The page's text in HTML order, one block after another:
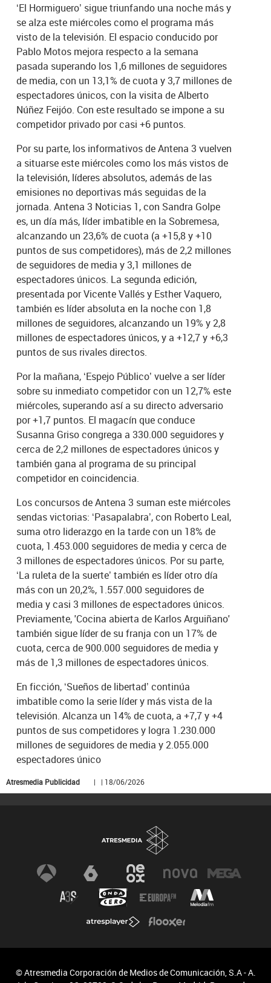
‘El Hormiguero’ sigue triunfando una noche más y
se alza este miércoles como el programa más
visto de la televisión. El espacio conducido por
Pablo Motos mejora respecto a la semana
pasada superando los 1,6 millones de seguidores
de media, con un 13,1% de cuota y 3,7 millones de
espectadores únicos, con la visita de Alberto
Núñez Feijóo. Con este resultado se impone a su
competidor privado por casi +6 puntos.
Por su parte, los informativos de Antena 3 vuelven
a situarse este miércoles como los más vistos de
la televisión, líderes absolutos, además de las
emisiones no deportivas más seguidas de la
jornada. Antena 3 Noticias 1, con Sandra Golpe
es, un día más, líder imbatible en la Sobremesa,
alcanzando un 23,6% de cuota (a +15,8 y +10
puntos de sus competidores), más de 2,2 millones
de seguidores de media y 3,1 millones de
espectadores únicos. La segunda edición,
presentada por Vicente Vallés y Esther Vaquero,
también es líder absoluta en la noche con 1,8
millones de seguidores, alcanzando un 19% y 2,8
millones de espectadores únicos, y a +12,7 y +6,3
puntos de sus rivales directos.
Por la mañana, ‘Espejo Público’ vuelve a ser líder
sobre su inmediato competidor con un 12,7% este
miércoles, superando así a su directo adversario
por +1,7 puntos. El magacín que conduce
Susanna Griso congrega a 330.000 seguidores y
cerca de 2,2 millones de espectadores únicos y
también gana al programa de su principal
competidor en coincidencia.
Los concursos de Antena 3 suman este miércoles
sendas victorias: ‘Pasapalabra’, con Roberto Leal,
suma otro liderazgo en la tarde con un 18% de
cuota, 1.453.000 seguidores de media y cerca de
3 millones de espectadores únicos. Por su parte,
‘La ruleta de la suerte’ también es líder otro día
más con un 20,2%, 1.557.000 seguidores de
media y casi 3 millones de espectadores únicos.
Previamente, 'Cocina abierta de Karlos Arguiñano'
también sigue líder de su franja con un 17% de
cuota, cerca de 900.000 seguidores de media y
más de 1,3 millones de espectadores únicos.
En ficción, ‘Sueños de libertad’ continúa
imbatible como la serie líder y más vista de la
televisión. Alcanza un 14% de cuota, a +7,7 y +4
puntos de sus competidores y logra 1.230.000
millones de seguidores de media y 2.055.000
espectadores único
Atresmedia Publicidad | | 18/06/2026
© Atresmedia Corporación de Medios de Comunicación, S.A - A.